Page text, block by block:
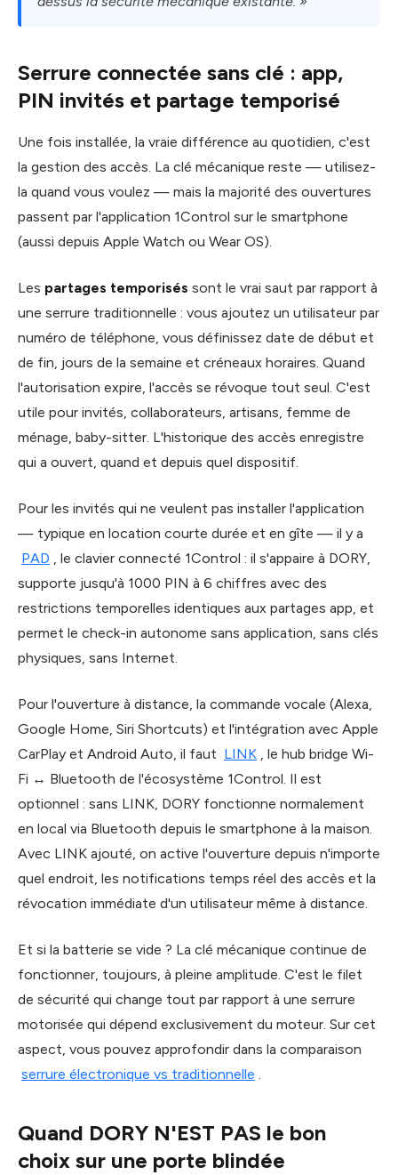
Serrure connectée sans clé : app,
PIN invités et partage temporisé
Une fois installée, la vraie différence au quotidien, c'est
la gestion des accès. La clé mécanique reste — utilisez-
la quand vous voulez — mais la majorité des ouvertures
passent par l'application 1Control sur le smartphone
(aussi depuis Apple Watch ou Wear OS).
Les partages temporisés sont le vrai saut par rapport à
une serrure traditionnelle : vous ajoutez un utilisateur par
numéro de téléphone, vous définissez date de début et
de fin, jours de la semaine et créneaux horaires. Quand
l'autorisation expire, l'accès se révoque tout seul. C'est
utile pour invités, collaborateurs, artisans, femme de
ménage, baby-sitter. L'historique des accès enregistre
qui a ouvert, quand et depuis quel dispositif.
Pour les invités qui ne veulent pas installer l'application
— typique en location courte durée et en gîte — il y a
PAD , le clavier connecté 1Control : il s'appaire à DORY,
supporte jusqu'à 1000 PIN à 6 chiffres avec des
restrictions temporelles identiques aux partages app, et
permet le check-in autonome sans application, sans clés
physiques, sans Internet.
Pour l'ouverture à distance, la commande vocale (Alexa,
Google Home, Siri Shortcuts) et l'intégration avec Apple
CarPlay et Android Auto, il faut LINK , le hub bridge Wi-
Fi ↔ Bluetooth de l'écosystème 1Control. Il est
optionnel : sans LINK, DORY fonctionne normalement
en local via Bluetooth depuis le smartphone à la maison.
Avec LINK ajouté, on active l'ouverture depuis n'importe
quel endroit, les notifications temps réel des accès et la
révocation immédiate d'un utilisateur même à distance.
Et si la batterie se vide ? La clé mécanique continue de
fonctionner, toujours, à pleine amplitude. C'est le filet
de sécurité qui change tout par rapport à une serrure
motorisée qui dépend exclusivement du moteur. Sur cet
aspect, vous pouvez approfondir dans la comparaison
serrure électronique vs traditionnelle .
Quand DORY N'EST PAS le bon
choix sur une porte blindée